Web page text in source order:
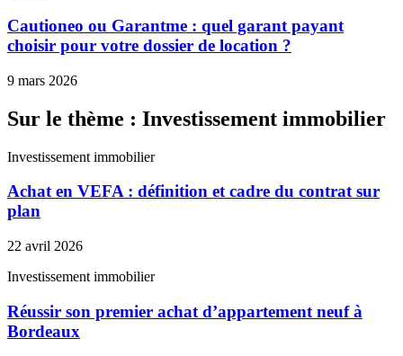
Cautioneo ou Garantme : quel garant payant
choisir pour votre dossier de location ?
9 mars 2026
Sur le thème : Investissement immobilier
Investissement immobilier
Achat en VEFA : définition et cadre du contrat sur
plan
22 avril 2026
Investissement immobilier
Réussir son premier achat d’appartement neuf à
Bordeaux